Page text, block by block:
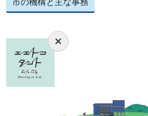
市の機構と主な事務